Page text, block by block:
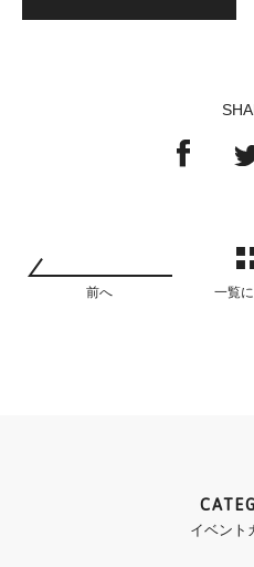
前へ 一覧
イベント